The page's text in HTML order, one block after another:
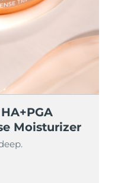
Moisturizer